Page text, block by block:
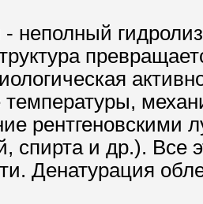
неполный
рентгеновскими
спирта и др.).
Денатурация